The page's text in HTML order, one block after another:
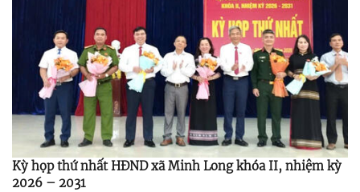
Kỳ họp thứ nhất HĐND xã Minh Long khóa II, nhiệm kỳ
2026 – 2031